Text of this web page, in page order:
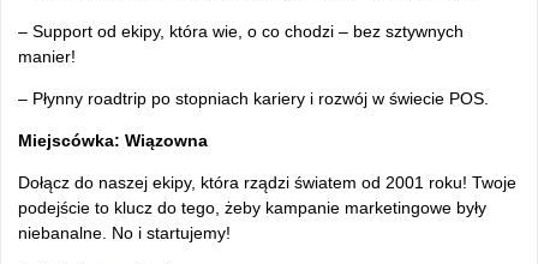
– Support od ekipy, która wie, o co chodzi – bez sztywnych
manier!
– Płynny roadtrip po stopniach kariery i rozwój w świecie POS.
Miejscówka: Wiązowna
Dołącz do naszej ekipy, która rządzi światem od 2001 roku! Twoje
podejście to klucz do tego, żeby kampanie marketingowe były
niebanalne. No i startujemy!